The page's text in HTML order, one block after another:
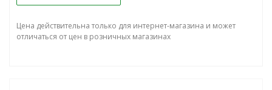
Цена действительна только для интернет-магазина и может
отличаться от цен в розничных магазинах